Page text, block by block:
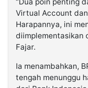
“Dua poin penting
Virtual Account
Harapannya, ini
diimplementasikan
Fajar.
Ia menambahkan,
tengah menunggu